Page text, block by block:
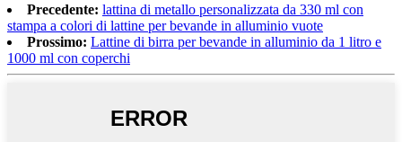
Precedente: lattina di metallo personalizzata da 330 ml con
stampa a colori di lattine per bevande in alluminio vuote
Prossimo: Lattine di birra per bevande in alluminio da 1 litro e
1000 ml con coperchi